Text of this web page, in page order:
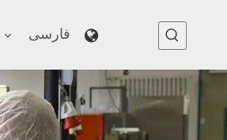
فارسی